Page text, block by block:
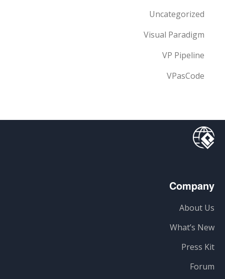
Uncategorized
Visual Paradigm
VP Pipeline
VPasCode
Company
About Us
What’s New
Press Kit
Forum